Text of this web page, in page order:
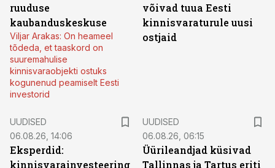
ruuduse
kaubanduskeskuse
Viljar Arakas: On heameel
tõdeda, et taaskord on
suuremahulise
kinnisvaraobjekti ostuks
kogunenud peamiselt Eesti
investorid
võivad tuua Eesti
kinnisvaraturule uusi
ostjaid
UUDISED
06.08.26, 14:06
Eksperdid:
kinnisvarainvesteering
UUDISED
06.08.26, 06:15
Üürileandjad küsivad
Tallinnas ja Tartus eriti